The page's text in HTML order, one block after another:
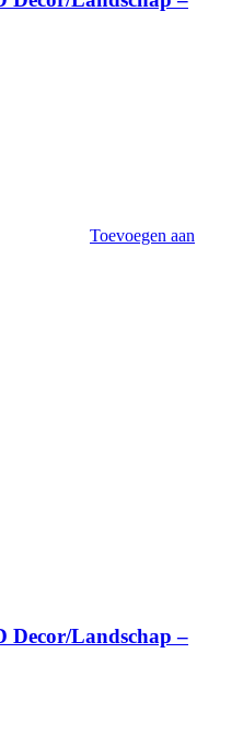
Toevoegen aan
Decor/Landschap –